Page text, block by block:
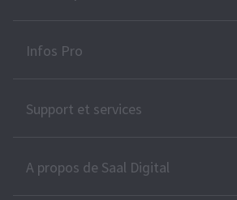
Infos Pro
Support et services
A propos de Saal Digital